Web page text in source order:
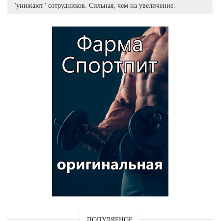
"унижают" сотрудников. Сильная, чем на увеличение.